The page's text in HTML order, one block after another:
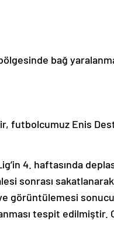
bağ
futbolcumuz Enis
4. haftasında
sonrası
görüntülemesi
tespit edilmiştir.